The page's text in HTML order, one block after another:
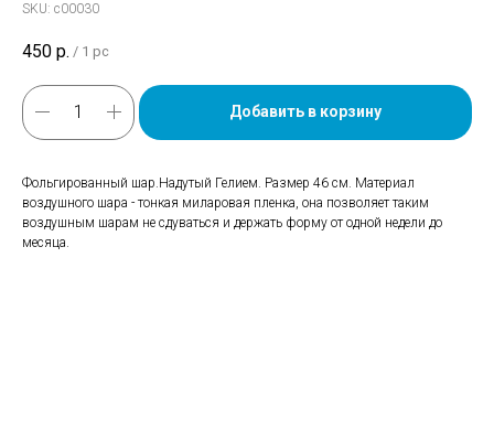
SKU: с00030
450 р. / 1 pc
Добавить в корзину
Фольгированный шар.Надутый Гелием. Размер 46 см. Материал
воздушного шара - тонкая миларовая пленка, она позволяет таким
воздушным шарам не сдуваться и держать форму от одной недели до
месяца.